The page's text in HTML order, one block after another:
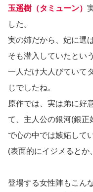
玉遥樹（タミューン）
した。
実の姉だから、妃に選
そも潜入していたとい
一人だけ大人びていて
じでしたね。
原作では、実は弟に好
て、主人公の銀河(銀
で心の中では嫉妬して
(表面的にイジメるとか
登場する女性陣もこん